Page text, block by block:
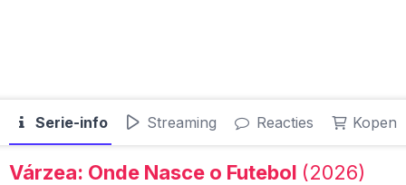
Serie-info Streaming Reacties Kopen
Várzea: Onde Nasce o Futebol (2026)